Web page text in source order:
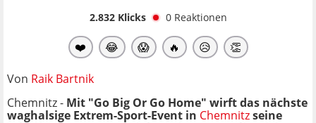
2.832Klicks 0 Reaktionen
❤️ 😂 😱 🔥 😥 👏
Von Raik Bartnik
Chemnitz - Mit "Go Big Or Go Home" wirft das nächste
waghalsige Extrem-Sport-Event in Chemnitzseine